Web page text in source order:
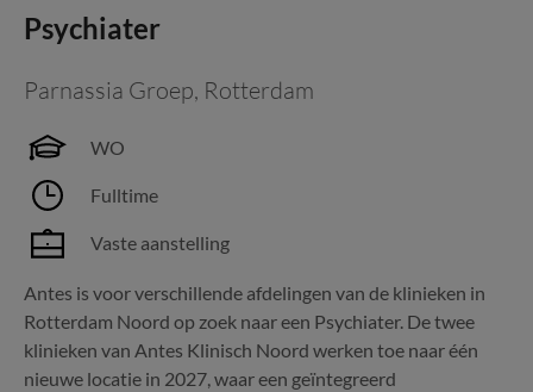
Psychiater
Parnassia Groep, Rotterdam
WO
Fulltime
Vaste aanstelling
Antes is voor verschillende afdelingen van de klinieken in
Rotterdam Noord op zoek naar een Psychiater. De twee
klinieken van Antes Klinisch Noord werken toe naar één
nieuwe locatie in 2027, waar een geïntegreerd